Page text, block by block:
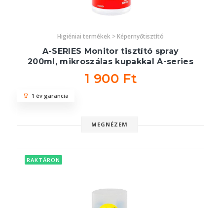
Higiéniai termékek > Képernyőtisztító
A-SERIES Monitor tisztító spray
200ml, mikroszálas kupakkal A-series
1 900 Ft
MEGNÉZEM
1 év garancia
RAKTÁRON